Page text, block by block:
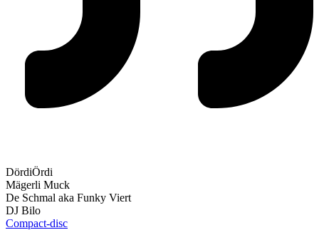
DördiÖrdi
Mägerli Muck
De Schmal aka Funky Viert
DJ Bilo
Compact-disc